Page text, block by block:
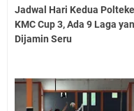
Jadwal Hari Kedua
KMC Cup 3, Ada 9 Laga
Dijamin Seru